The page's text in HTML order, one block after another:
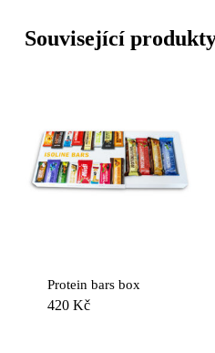
Související
Protein bars box
420 Kč